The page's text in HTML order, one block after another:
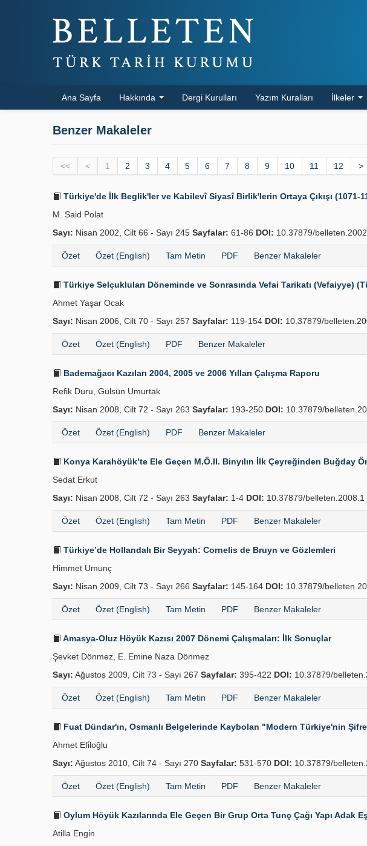
Ana Sayfa Hakkında Dergi Kurulları Yazım Kuralları İlkeler
Benzer Makaleler
<< < 1 2 3 4 5 6 7 8 9 10 11 12 >
Türkiye'de İlk Beglik'ler ve Kabilevî Siyasî Birlik'lerin Ortaya Çıkışı (1071-
M. Said Polat
Sayı: Nisan 2002, Cilt 66 - Sayı 245 Sayfalar: 61-86 DOI: 10.37879/
Özet Özet (English) Tam Metin PDF Benzer Makaleler
Türkiye Selçukluları Döneminde ve Sonrasında Vefai Tarikatı (Vefaiyye)
Ahmet Yaşar Ocak
Sayı: Nisan 2006, Cilt 70 - Sayı 257 Sayfalar: 119-154 DOI: 10.37879/
Özet Özet (English) PDF Benzer Makaleler
Bademağacı Kazıları 2004, 2005 ve 2006 Yılları Çalışma Raporu
Refik Duru, Gülsün Umurtak
Sayı: Nisan 2008, Cilt 72 - Sayı 263 Sayfalar: 193-250 DOI: 10.37879/
Özet Özet (English) PDF Benzer Makaleler
Konya Karahöyük’te Ele Geçen M.Ö.II. Binyılın İlk Çeyreğinden Buğday
Sedat Erkut
Sayı: Nisan 2008, Cilt 72 - Sayı 263 Sayfalar: 1-4 DOI: 10.37879/belleten.2008.1
Özet Özet (English) Tam Metin PDF Benzer Makaleler
Türkiye’de Hollandalı Bir Seyyah: Cornelis de Bruyn ve Gözlemleri
Himmet Umunç
Sayı: Nisan 2009, Cilt 73 - Sayı 266 Sayfalar: 145-164 DOI: 10.37879/
Özet Özet (English) Tam Metin PDF Benzer Makaleler
Amasya-Oluz Höyük Kazısı 2007 Dönemi Çalışmaları: İlk Sonuçlar
Şevket Dönmez, E. Emine Naza Dönmez
Sayı: Ağustos 2009, Cilt 73 - Sayı 267 Sayfalar: 395-422 DOI: 10.37879/
Özet Özet (English) Tam Metin PDF Benzer Makaleler
Fuat Dündar'ın, Osmanlı Belgelerinde Kaybolan "Modern Türkiye'nin
Ahmet Efi̇loğlu
Sayı: Ağustos 2010, Cilt 74 - Sayı 270 Sayfalar: 531-570 DOI: 10.37879/
Özet Özet (English) Tam Metin PDF Benzer Makaleler
Oylum Höyük Kazılarında Ele Geçen Bir Grup Orta Tunç Çağı Yapı Adak
Atilla Engi̇n